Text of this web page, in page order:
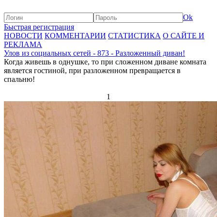
Ok
Быстрая регистрация
НОВОСТИ КОММЕНТАРИИ СТАТИСТИКА О САЙТЕ И
РЕКЛАМА
Улов из социальных сетей - 873 - Разложенный диван!
Когда живешь в однушке, то при сложенном диване комната
является гостиной, при разложенном превращается в
спальню!
1